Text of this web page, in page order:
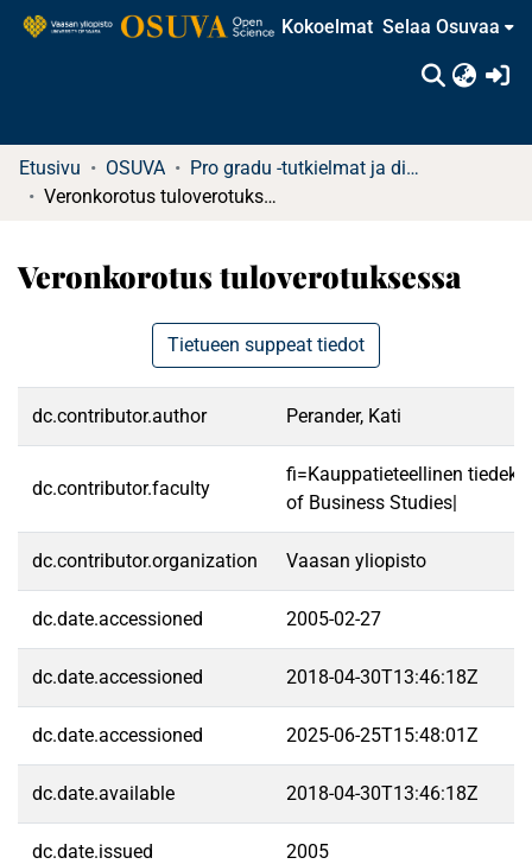
Kokoelmat Selaa Osuvaa
Etusivu OSUVA
Pro gradu -tutkielmat ja diplomityöt
Veronkorotus tuloverotuksessa
Veronkorotus tuloverotuksessa
Tietueen suppeat tiedot
dc.contributor.author Perander, Kati
dc.contributor.faculty
fi=Kauppatieteellinen
of Business Studies|
dc.contributor.organization Vaasan yliopisto
dc.date.accessioned 2005-02-27
dc.date.accessioned 2018-04-30T13:46:18Z
dc.date.accessioned 2025-06-25T15:48:01Z
dc.date.available 2018-04-30T13:46:18Z
dc.date.issued 2005